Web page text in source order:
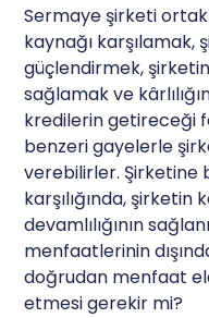
Sermaye şirketi
kaynağı karşılamak,
güçlendirmek, şirketin
sağlamak ve
kredilerin getireceği
benzeri gayelerle
verebilirler. Şirketine
karşılığında, şirketin
devamlılığının
menfaatlerinin
doğrudan menfaat
etmesi gerekir mi?